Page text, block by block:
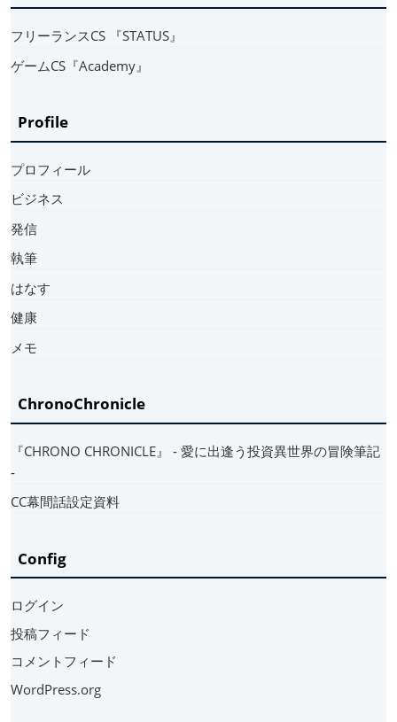
フリーランスCS 『STATUS』
ゲームCS『Academy』
Profile
プロフィール
ビジネス
発信
執筆
はなす
健康
メモ
ChronoChronicle
『CHRONO CHRONICLE』 ‐ 愛に出逢う投資異世界の冒険筆記
‐
CC幕間話設定資料
Config
ログイン
投稿フィード
コメントフィード
WordPress.org